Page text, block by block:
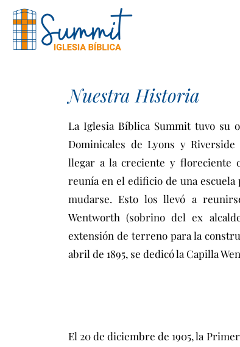
Nuestra Historia
La Iglesia Bíblica Summit tuvo su
Dominicales de Lyons y
llegar a la creciente y floreciente
reunía en el edificio de una escuela
mudarse. Esto los llevó a
Wentworth (sobrino del ex
extensión de terreno para la
abril de 1895, se dedicó la Capilla
El 20 de diciembre de 1905, la